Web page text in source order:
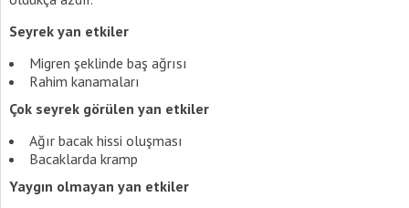
Seyrek yan etkiler
Migren şeklinde baş ağrısı
Rahim kanamaları
Çok seyrek görülen yan etkiler
Ağır bacak hissi oluşması
Bacaklarda kramp
Yaygın olmayan yan etkiler